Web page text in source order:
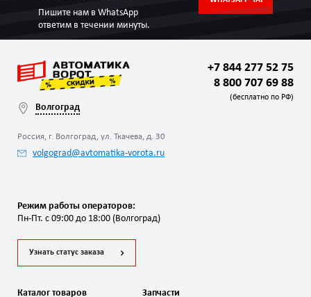
Пишите нам в WhatsApp
ответим в течении минуты.
Волгоград
Россия, г. Волгоград, ул. Ткачева, д. 30
volgograd@avtomatika-vorota.ru
+7 844 277 52 75
8 800 707 69 88
(бесплатно по РФ)
Режим работы операторов:
Пн-Пт. с 09:00 до 18:00 (Волгоград)
Узнать статус заказа
Каталог товаров Запчасти